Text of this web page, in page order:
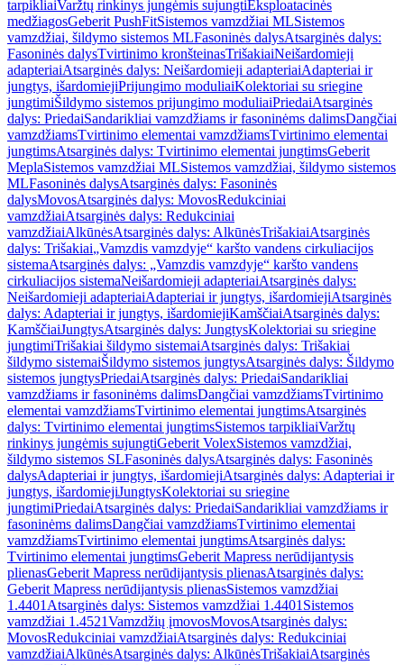
tarpikliaiVaržtų rinkinys jungėmis sujungtiEksploatacinės
medžiagosGeberit PushFitSistemos vamzdžiai MLSistemos
vamzdžiai, šildymo sistemos MLFasoninės dalysAtsarginės dalys:
Fasoninės dalysTvirtinimo kronšteinasTrišakiaiNeišardomieji
adapteriaiAtsarginės dalys: Neišardomieji adapteriaiAdapteriai ir
jungtys, išardomiejiPrijungimo moduliaiKolektoriai su sriegine
jungtimiŠildymo sistemos prijungimo moduliaiPriedaiAtsarginės
dalys: PriedaiSandarikliai vamzdžiams ir fasoninėms dalimsDangčiai
vamzdžiamsTvirtinimo elementai vamzdžiamsTvirtinimo elementai
jungtimsAtsarginės dalys: Tvirtinimo elementai jungtimsGeberit
MeplaSistemos vamzdžiai MLSistemos vamzdžiai, šildymo sistemos
MLFasoninės dalysAtsarginės dalys: Fasoninės
dalysMovosAtsarginės dalys: MovosRedukciniai
vamzdžiaiAtsarginės dalys: Redukciniai
vamzdžiaiAlkūnėsAtsarginės dalys: AlkūnėsTrišakiaiAtsarginės
dalys: Trišakiai„Vamzdis vamzdyje“ karšto vandens cirkuliacijos
sistemaAtsarginės dalys: „Vamzdis vamzdyje“ karšto vandens
cirkuliacijos sistemaNeišardomieji adapteriaiAtsarginės dalys:
Neišardomieji adapteriaiAdapteriai ir jungtys, išardomiejiAtsarginės
dalys: Adapteriai ir jungtys, išardomiejiKamščiaiAtsarginės dalys:
KamščiaiJungtysAtsarginės dalys: JungtysKolektoriai su sriegine
jungtimiTrišakiai šildymo sistemaiAtsarginės dalys: Trišakiai
šildymo sistemaiŠildymo sistemos jungtysAtsarginės dalys: Šildymo
sistemos jungtysPriedaiAtsarginės dalys: PriedaiSandarikliai
vamzdžiams ir fasoninėms dalimsDangčiai vamzdžiamsTvirtinimo
elementai vamzdžiamsTvirtinimo elementai jungtimsAtsarginės
dalys: Tvirtinimo elementai jungtimsSistemos tarpikliaiVaržtų
rinkinys jungėmis sujungtiGeberit VolexSistemos vamzdžiai,
šildymo sistemos SLFasoninės dalysAtsarginės dalys: Fasoninės
dalysAdapteriai ir jungtys, išardomiejiAtsarginės dalys: Adapteriai ir
jungtys, išardomiejiJungtysKolektoriai su sriegine
jungtimiPriedaiAtsarginės dalys: PriedaiSandarikliai vamzdžiams ir
fasoninėms dalimsDangčiai vamzdžiamsTvirtinimo elementai
vamzdžiamsTvirtinimo elementai jungtimsAtsarginės dalys:
Tvirtinimo elementai jungtimsGeberit Mapress nerūdijantysis
plienasGeberit Mapress nerūdijantysis plienasAtsarginės dalys:
Geberit Mapress nerūdijantysis plienasSistemos vamzdžiai
1.4401 Atsarginės dalys: Sistemos vamzdžiai 1.4401 Sistemos
vamzdžiai 1.4521Vamzdžių įmovosMovosAtsarginės dalys:
MovosRedukciniai vamzdžiaiAtsarginės dalys: Redukciniai
vamzdžiaiAlkūnėsAtsarginės dalys: AlkūnėsTrišakiaiAtsarginės